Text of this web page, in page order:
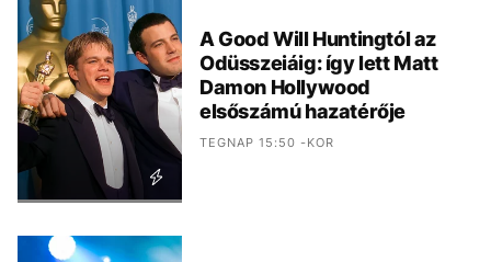
A Good Will Huntingtól az
Odüsszeiáig: így lett Matt
Damon Hollywood
elsőszámú hazatérője
TEGNAP 15:50 -KOR